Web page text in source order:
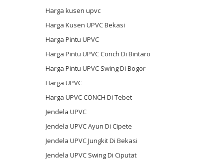
Harga kusen upvc
Harga Kusen UPVC Bekasi
Harga Pintu UPVC
Harga Pintu UPVC Conch Di Bintaro
Harga Pintu UPVC Swing Di Bogor
Harga UPVC
Harga UPVC CONCH Di Tebet
Jendela UPVC
Jendela UPVC Ayun Di Cipete
Jendela UPVC Jungkit Di Bekasi
Jendela UPVC Swing Di Ciputat